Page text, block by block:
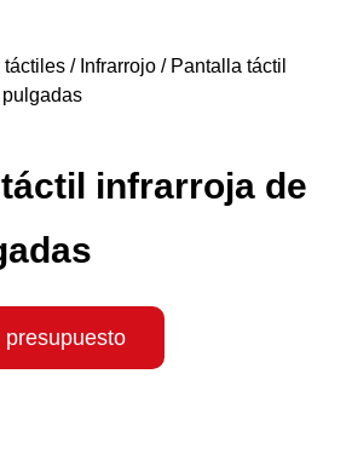
táctiles / Infrarrojo / Pantalla táctil
infrarroja de